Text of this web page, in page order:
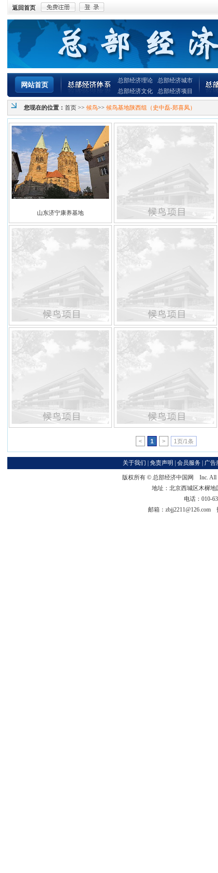
返回首页
网站首页
总部经济理论
总部经济文化
总部经济城市
总部经济项目
您现在的位置： 首页 >> 候鸟>> 候鸟基地陕西组（史中磊-郑喜凤）
山东济宁康养基地
< 1 > 1页/1条
关于我们 免责声明 会员服务 广告
版权所有 © 总部经济中国网
Inc. All
地址：北京西城区木樨
电话：010-
邮箱：zbjj2211@126.com